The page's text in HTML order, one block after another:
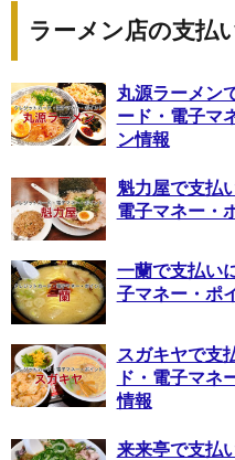
ラーメン店の支払
丸源ラーメン
ード・電子マ
ン情報
魁力屋で支払
電子マネー・
一蘭で支払い
子マネー・ポ
スガキヤで支
ド・電子マネ
情報
来来亭で支払